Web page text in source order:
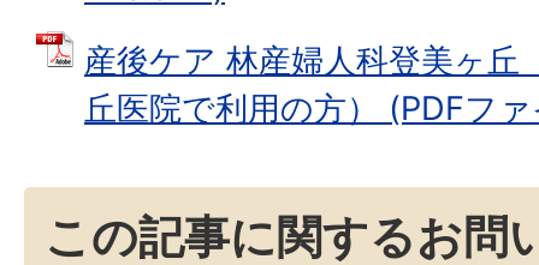
産後ケア 林産婦人科登美ヶ丘
丘医院で利用の方） (PDFフ
この記事に関するお問